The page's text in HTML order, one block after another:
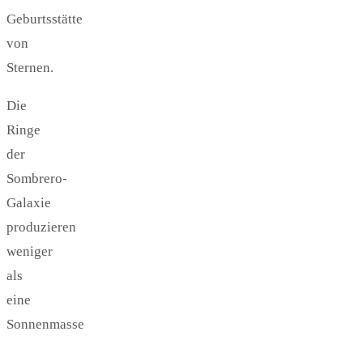
Geburtsstätte
von
Sternen.
Die
Ringe
der
Sombrero-
Galaxie
produzieren
weniger
als
eine
Sonnenmasse